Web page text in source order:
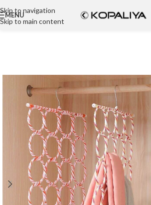
Skip to navigation
Skip to main content
MENU